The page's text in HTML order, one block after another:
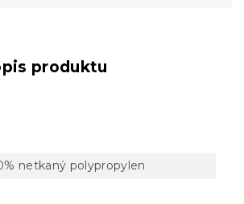
produktu
netkaný polypropylen